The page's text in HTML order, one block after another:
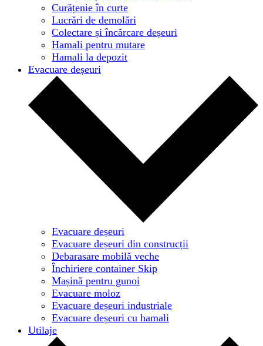
Curățenie în curte
Lucrări de demolări
Colectare și încărcare deșeuri
Hamali pentru mutare
Hamali la depozit
Evacuare deșeuri
Evacuare deșeuri
Evacuare deșeuri din construcții
Debarasare mobilă veche
Închiriere container Skip
Mașină pentru gunoi
Evacuare moloz
Evacuare deșeuri industriale
Evacuare deșeuri cu hamali
Utilaje